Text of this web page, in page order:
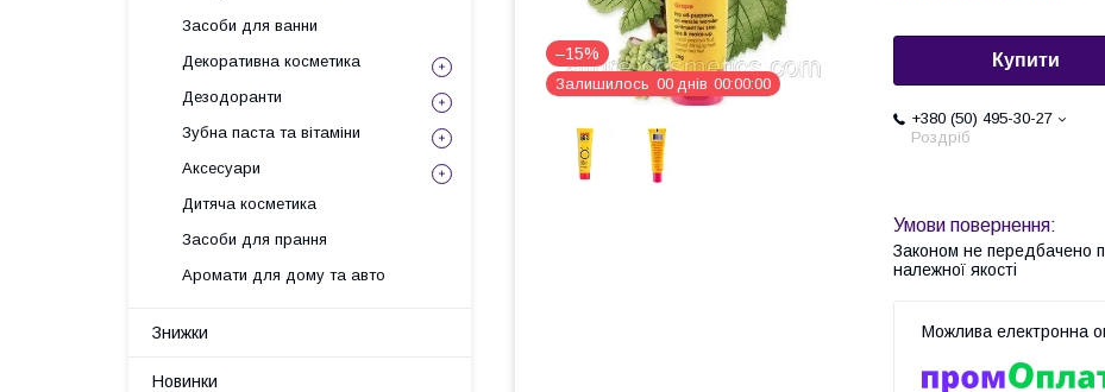
–15%
Залишилось 00 днів 00 00 00
Купити
+380 (50) 495-30-27
Роздріб
Законом не передбачено
належної якості
Засоби для ванни
Декоративна косметика
Дезодоранти
Зубна паста та вітаміни
Аксесуари
Дитяча косметика
Засоби для прання
Аромати для дому та авто
Знижки
Новинки